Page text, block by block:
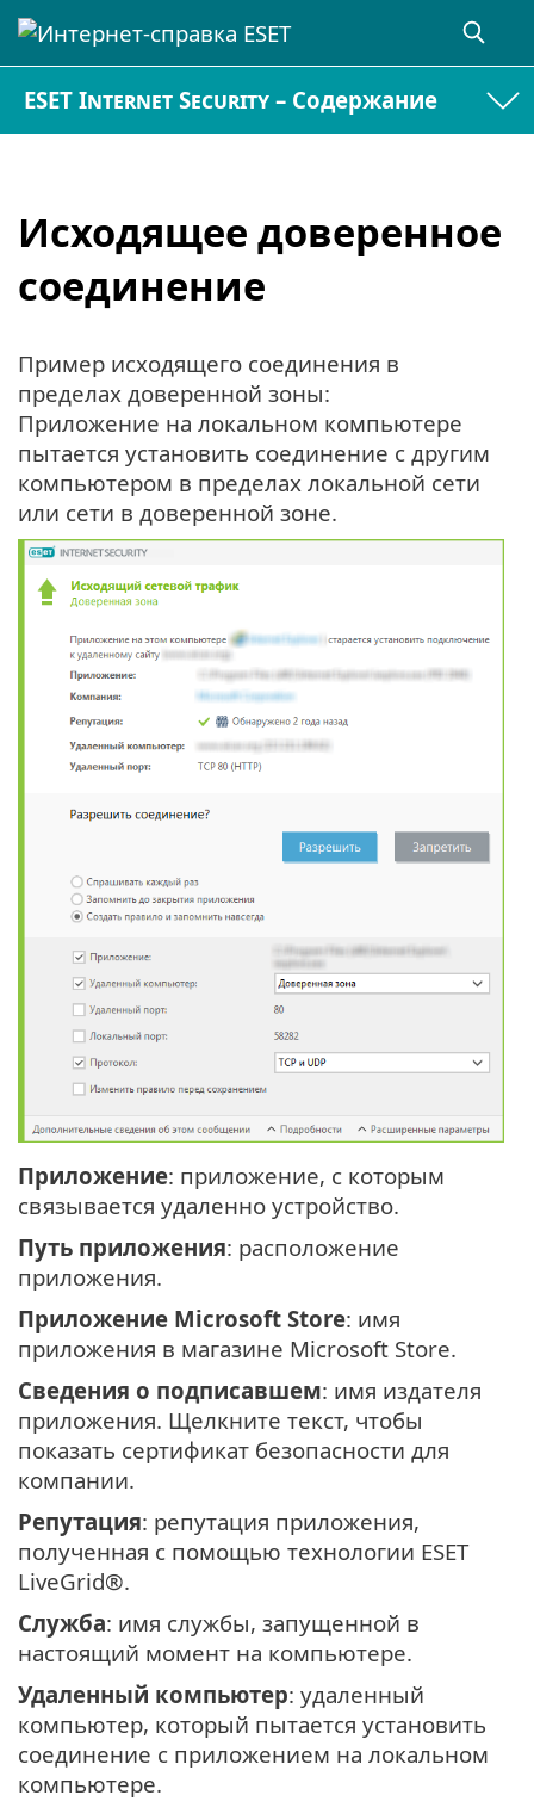
ESET Internet Security – Содержание
Исходящее доверенное
соединение
Пример исходящего соединения в
пределах доверенной зоны:
Приложение на локальном компьютере
пытается установить соединение с другим
компьютером в пределах локальной сети
или сети в доверенной зоне.
Приложение: приложение, с которым
связывается удаленно устройство.
Путь приложения: расположение
приложения.
Приложение Microsoft Store: имя
приложения в магазине Microsoft Store.
Сведения о подписавшем: имя издателя
приложения. Щелкните текст, чтобы
показать сертификат безопасности для
компании.
Репутация: репутация приложения,
полученная с помощью технологии ESET
LiveGrid®.
Служба: имя службы, запущенной в
настоящий момент на компьютере.
Удаленный компьютер: удаленный
компьютер, который пытается установить
соединение с приложением на локальном
компьютере.